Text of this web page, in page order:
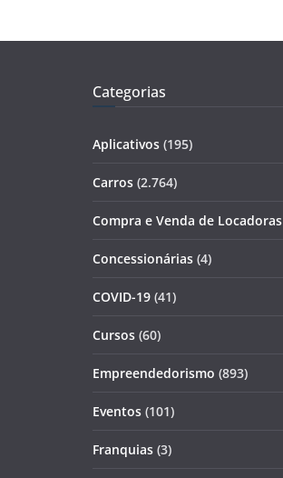
Categorias
Aplicativos (195)
Carros (2.764)
Compra e Venda de Locadoras
Concessionárias (4)
COVID-19 (41)
Cursos (60)
Empreendedorismo (893)
Eventos (101)
Franquias (3)